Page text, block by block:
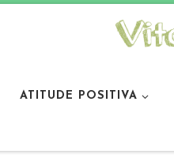
ATITUDE POSITIVA